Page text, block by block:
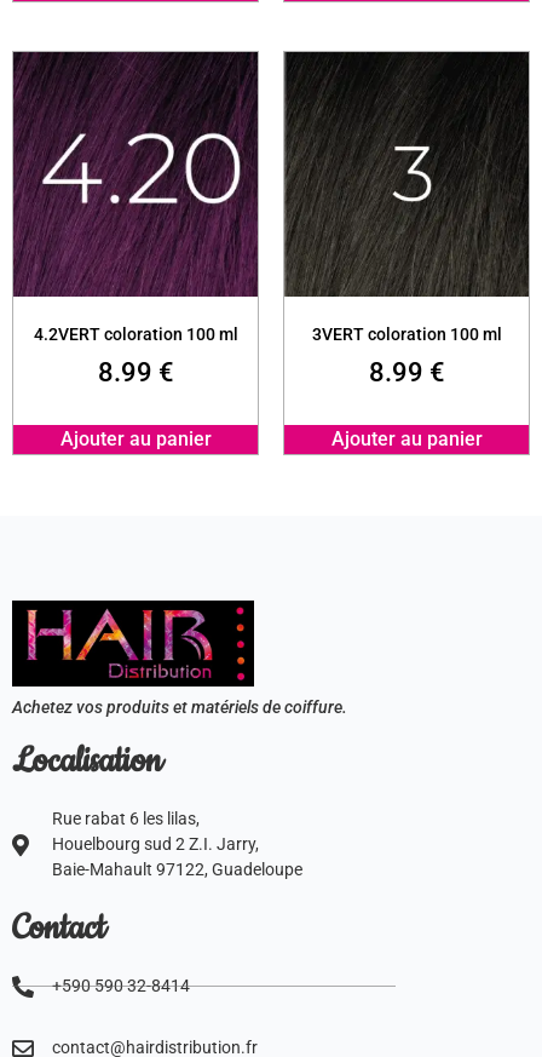
4.2VERT coloration 100 ml
8.99 €
Ajouter au panier
3VERT coloration 100 ml
8.99 €
Ajouter au panier
Achetez vos produits et matériels de coiffure.
Localisation
Rue rabat 6 les lilas,
Houelbourg sud 2 Z.I. Jarry,
Baie-Mahault 97122, Guadeloupe
Contact
+590 590 32-8414
contact@hairdistribution.fr